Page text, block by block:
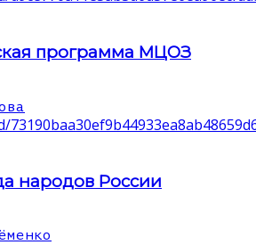
программа МЦОЗ
народов России